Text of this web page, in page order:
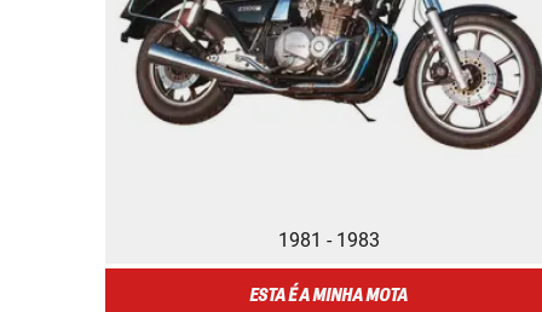
1981 - 1983
ESTA É A MINHA MOTA